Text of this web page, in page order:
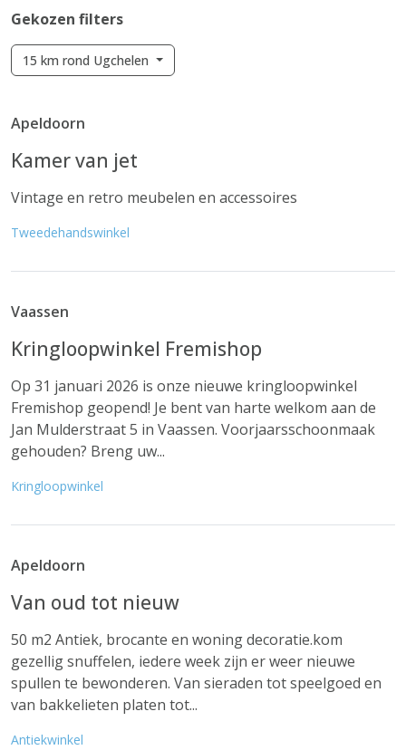
Gekozen filters
15 km rond Ugchelen
Apeldoorn
Kamer van jet
Vintage en retro meubelen en accessoires
Tweedehandswinkel
Vaassen
Kringloopwinkel Fremishop
Op 31 januari 2026 is onze nieuwe kringloopwinkel
Fremishop geopend! Je bent van harte welkom aan de
Jan Mulderstraat 5 in Vaassen. Voorjaarsschoonmaak
gehouden? Breng uw...
Kringloopwinkel
Apeldoorn
Van oud tot nieuw
50 m2 Antiek, brocante en woning decoratie.kom
gezellig snuffelen, iedere week zijn er weer nieuwe
spullen te bewonderen. Van sieraden tot speelgoed en
van bakkelieten platen tot...
Antiekwinkel